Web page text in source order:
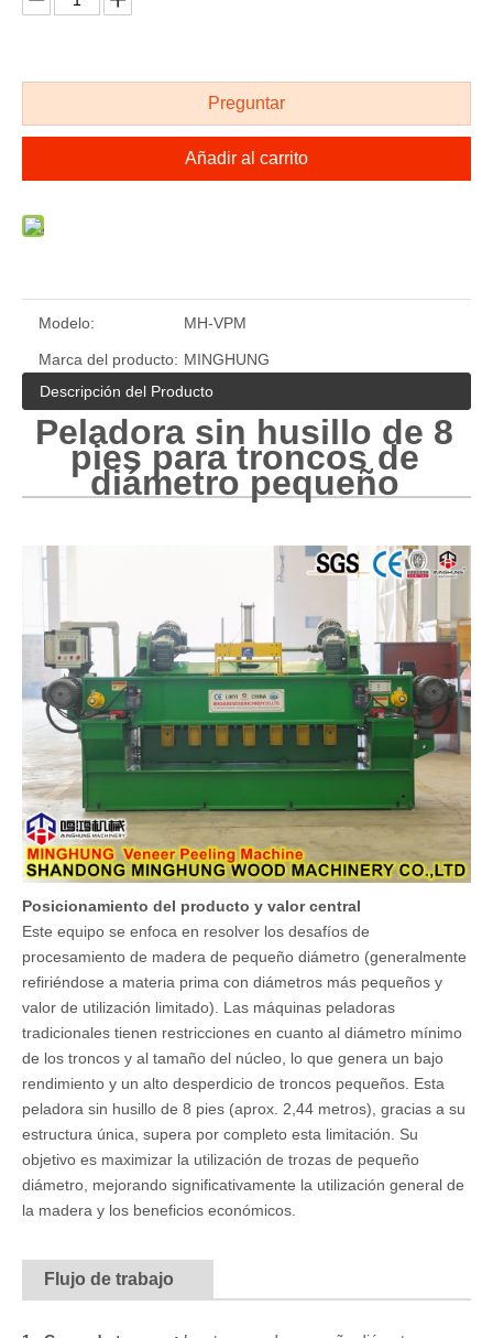
Preguntar
Añadir al carrito
Modelo: MH-VPM
Marca del producto: MINGHUNG
Descripción del Producto
Peladora sin husillo de 8
pies para troncos de
diámetro pequeño
Posicionamiento del producto y valor central
Este equipo se enfoca en resolver los desafíos de
procesamiento de madera de pequeño diámetro (generalmente
refiriéndose a materia prima con diámetros más pequeños y
valor de utilización limitado). Las máquinas peladoras
tradicionales tienen restricciones en cuanto al diámetro mínimo
de los troncos y al tamaño del núcleo, lo que genera un bajo
rendimiento y un alto desperdicio de troncos pequeños. Esta
peladora sin husillo de 8 pies (aprox. 2,44 metros), gracias a su
estructura única, supera por completo esta limitación. Su
objetivo es maximizar la utilización de trozas de pequeño
diámetro, mejorando significativamente la utilización general de
la madera y los beneficios económicos.
Flujo de trabajo